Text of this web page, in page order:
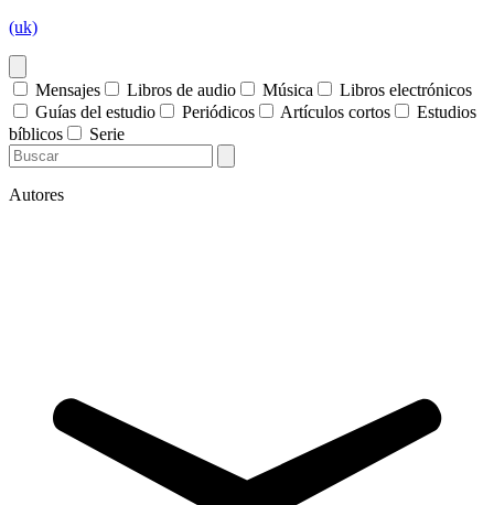
(uk)
Mensajes Libros de audio Música
Libros electrónicos
Guías del estudio
Periódicos Artículos cortos
Estudios
bíblicos
Serie
Autores